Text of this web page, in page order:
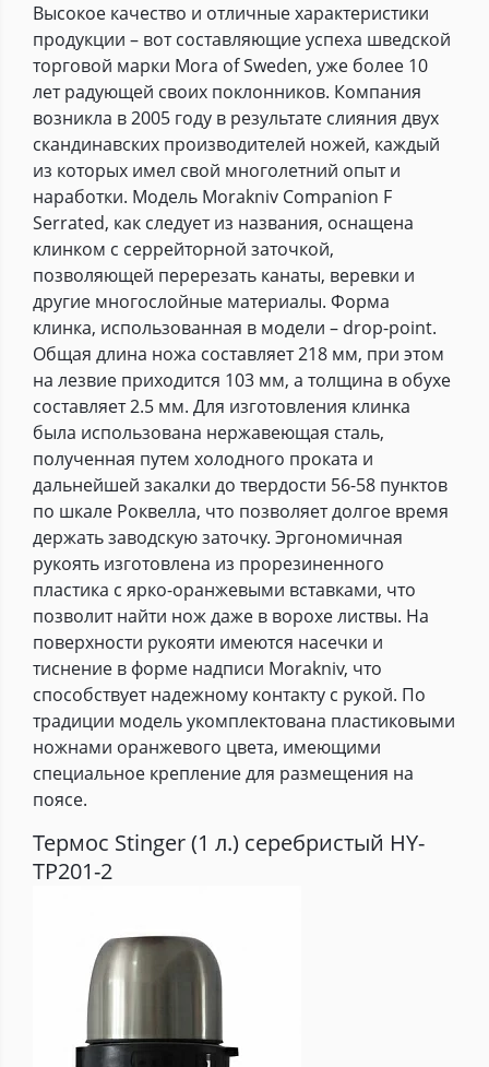
Высокое качество и отличные характеристики
продукции – вот составляющие успеха шведской
торговой марки Mora of Sweden, уже более 10
лет радующей своих поклонников. Компания
возникла в 2005 году в результате слияния двух
скандинавских производителей ножей, каждый
из которых имел свой многолетний опыт и
наработки. Модель Morakniv Companion F
Serrated, как следует из названия, оснащена
клинком с серрейторной заточкой,
позволяющей перерезать канаты, веревки и
другие многослойные материалы. Форма
клинка, использованная в модели – drop-point.
Общая длина ножа составляет 218 мм, при этом
на лезвие приходится 103 мм, а толщина в обухе
составляет 2.5 мм. Для изготовления клинка
была использована нержавеющая сталь,
полученная путем холодного проката и
дальнейшей закалки до твердости 56-58 пунктов
по шкале Роквелла, что позволяет долгое время
держать заводскую заточку. Эргономичная
рукоять изготовлена из прорезиненного
пластика с ярко-оранжевыми вставками, что
позволит найти нож даже в ворохе листвы. На
поверхности рукояти имеются насечки и
тиснение в форме надписи Morakniv, что
способствует надежному контакту с рукой. По
традиции модель укомплектована пластиковыми
ножнами оранжевого цвета, имеющими
специальное крепление для размещения на
поясе.
Термос Stinger (1 л.) серебристый HY-
TP201-2